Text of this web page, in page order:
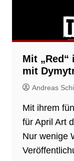
Mit
mit
Andreas
Mit ihrem
für April Art
Nur wenige